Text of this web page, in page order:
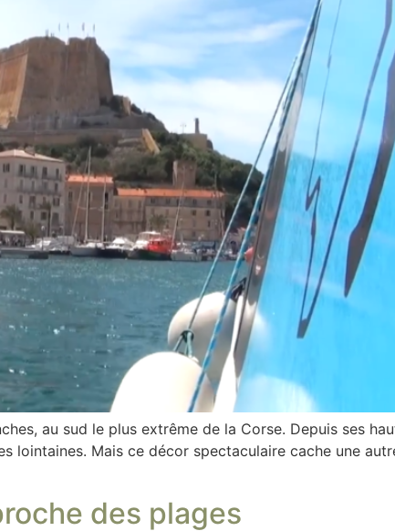
au sud le plus extrême de la Corse. Depuis ses
lointaines. Mais ce décor spectaculaire cache une
des plages